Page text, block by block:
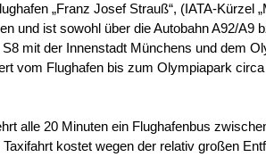
„Franz Josef Strauß“, (IATA-Kürzel
und ist sowohl über die Autobahn A92/A9
mit der Innenstadt Münchens und dem
vom Flughafen bis zum Olympiapark
alle 20 Minuten ein Flughafenbus
kostet wegen der relativ großen